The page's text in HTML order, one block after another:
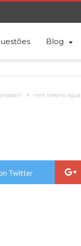
Blog
nem mesmo agua
Twitter